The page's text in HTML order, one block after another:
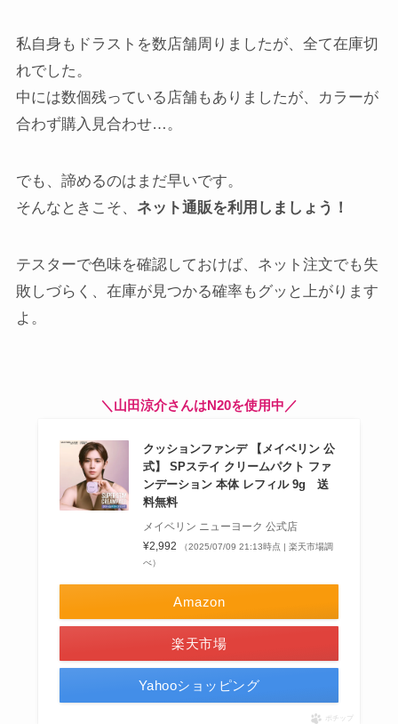
私自身もドラストを数店舗周りましたが、全て在庫切
れでした。
中には数個残っている店舗もありましたが、カラーが
合わず購入見合わせ…。
でも、諦めるのはまだ早いです。
そんなときこそ、 ネット通販を利用しましょう！
テスターで色味を確認しておけば、ネット注文でも失
敗しづらく、在庫が見つかる確率もグッと上がります
よ。
＼山田涼介さんはN20を使用中／
クッションファンデ 【メイベリン 公
式】 SPステイ クリームパクト ファ
ンデーション 本体 レフィル 9g 送
料無料
メイベリン ニューヨーク 公式店
¥2,992
（2025/07/09 21:13時点 | 楽天市場調
べ）
Amazon
楽天市場
Yahooショッピング
ポチップ